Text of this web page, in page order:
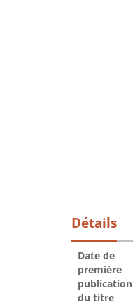
Détails
Date de
première
publication
du titre